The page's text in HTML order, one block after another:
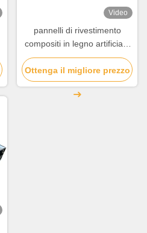
Video
pannelli di rivestimento
compositi in legno artificiale
a colori di alluminio per la
decorazione degli edifici
Ottenga il migliore prezzo